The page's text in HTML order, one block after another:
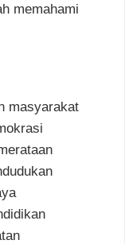
memahami
masyarakat